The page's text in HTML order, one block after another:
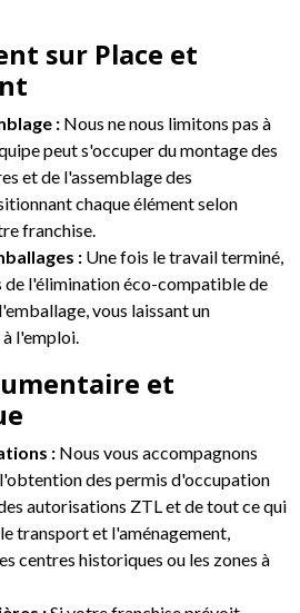
sur Place et
: Nous ne nous limitons pas à
peut s'occuper du montage des
et de l'assemblage des
chaque élément selon
franchise.
: Une fois le travail terminé,
de l'élimination éco-compatible de
vous laissant un
l'emploi.
et
: Nous vous accompagnons
des permis d'occupation
autorisations ZTL et de tout ce qui
transport et l'aménagement,
centres historiques ou les zones à